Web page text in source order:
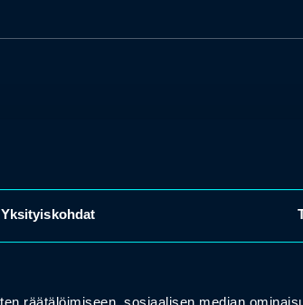
Yksityiskohdat
räätälöimiseen, sosiaalisen median